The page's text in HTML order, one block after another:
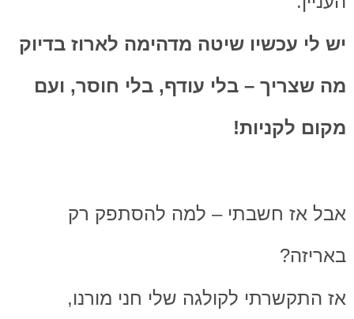
יש לי עכשיו שיטה מדהימה לארוז בדיוק
מה שצריך – בלי עודף, בלי חוסר, ועם
מקום לקניות!
אבל אז חשבתי – למה להסתפק רק
באריזה?
אז התקשרתי לקולגה שלי חני מורנו,